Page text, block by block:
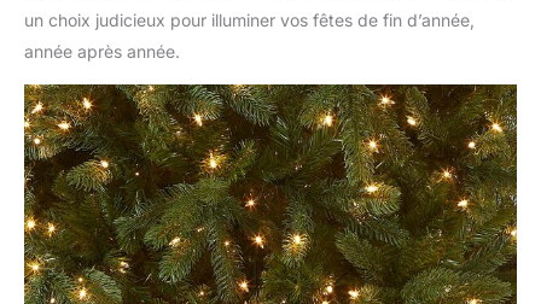
un choix judicieux pour illuminer vos fêtes de fin d’année,
année après année.